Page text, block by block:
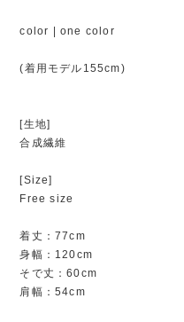
color | one color
(着用モデル155cm)
[生地]
合成繊維
[Size]
Free size
着丈：77cm
身幅：120cm
そで丈：60cm
肩幅：54cm